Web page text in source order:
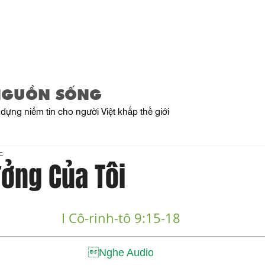
SỐNG
niềm tin cho người Việt khắp thế giới
Của Tôi
I Cô-rinh-tô 9:15-18
Nghe Audio